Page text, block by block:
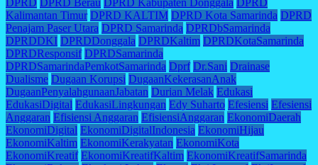
Kalimantan Timur DPRD KALTIM DPRD Kota Samarinda DPRD
Penajam Paser Utara DPRD Samarinda DPRDbSamarinda
DPRDDKI DPRDDonggala DPRDKaltim DPRDKotaSamarinda
DPRDResponsif DPRDSamarinda
DPRDSamarindaPemkotSamarinda Dprf Dr.Sani Drainase
Dualisme Dugaan Korupsi DugaanKekerasanAnak
DugaanPenyalahgunaanJabatan Durian Melak Edukasi
EdukasiDigital EdukasiLingkungan Edy Suharto Efesiensi Efesiensi
Anggaran Efisiensi Anggaran EfisiensiAnggaran EkonomiDaerah
EkonomiDigital EkonomiDigitalIndonesia EkonomiHijau
EkonomiKaltim EkonomiKerakyatan EkonomiKota
EkonomiKreatif EkonomiKreatifKaltim EkonomiKreatifSamarinda